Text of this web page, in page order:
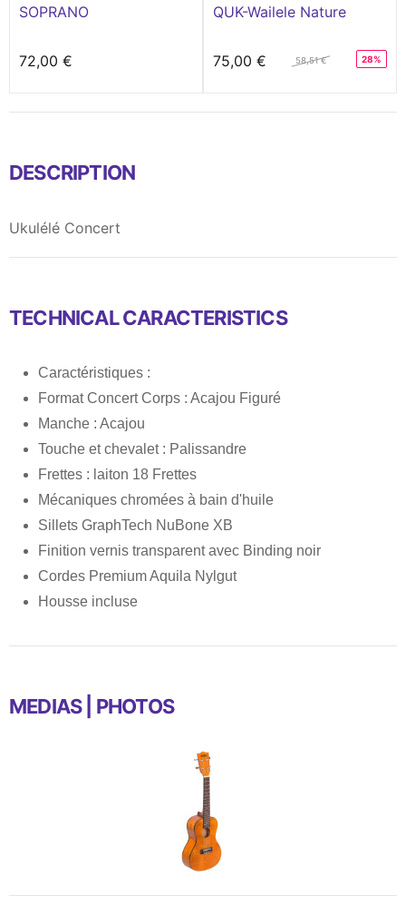
SOPRANO
72,00 €
QUK-Wailele Nature
75,00 € 58,51 € 28%
DESCRIPTION
Ukulélé Concert
TECHNICAL CARACTERISTICS
Caractéristiques :
Format Concert Corps : Acajou Figuré
Manche : Acajou
Touche et chevalet : Palissandre
Frettes : laiton 18 Frettes
Mécaniques chromées à bain d'huile
Sillets GraphTech NuBone XB
Finition vernis transparent avec Binding noir
Cordes Premium Aquila Nylgut
Housse incluse
MEDIAS | PHOTOS